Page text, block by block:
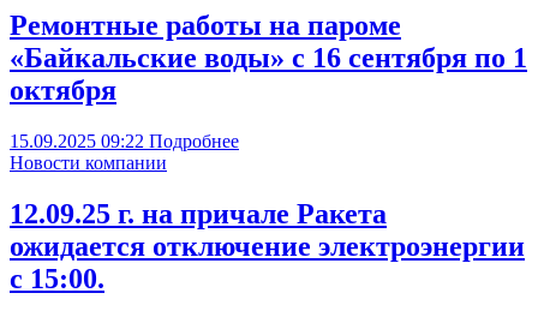
Ремонтные работы на пароме
«Байкальские воды» с 16 сентября по 1
октября
15.09.2025 09:22 Подробнее
Новости компании
12.09.25 г. на причале Ракета
ожидается отключение электроэнергии
с 15:00.